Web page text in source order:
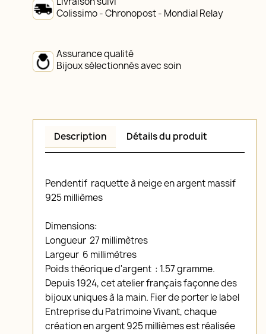
Colissimo - Chronopost - Mondial Relay
Assurance qualité
Bijoux sélectionnés avec soin
Description Détails du produit
Pendentif raquette à neige en argent massif
925 millièmes
Dimensions:
Longueur 27 millimètres
Largeur 6 millimètres
Poids théorique d'argent : 1.57 gramme.
Depuis 1924, cet atelier français façonne des
bijoux uniques à la main. Fier de porter le label
Entreprise du Patrimoine Vivant, chaque
création en argent 925 millièmes est réalisée